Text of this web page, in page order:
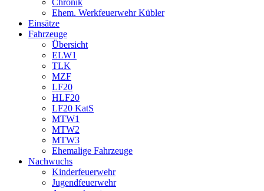
Chronik
Ehem. Werkfeuerwehr Kübler
Einsätze
Fahrzeuge
Übersicht
ELW1
TLK
MZF
LF20
HLF20
LF20 KatS
MTW1
MTW2
MTW3
Ehemalige Fahrzeuge
Nachwuchs
Kinderfeuerwehr
Jugendfeuerwehr